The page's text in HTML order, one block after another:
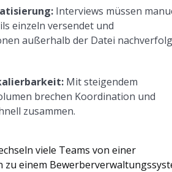
Interviews müssen
einzeln versendet und
außerhalb der Datei
Mit steigendem
brechen Koordination und
zusammen.
viele Teams von einer
zu einem